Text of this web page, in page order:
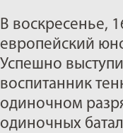
В воскресенье,
европейский
Успешно
воспитанник
одиночном
одиночных